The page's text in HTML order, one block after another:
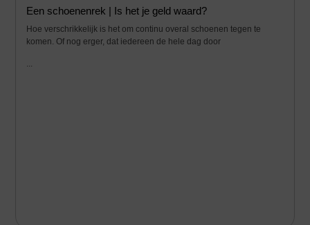
Een schoenenrek | Is het je geld waard?
Hoe verschrikkelijk is het om continu overal schoenen tegen te
komen. Of nog erger, dat iedereen de hele dag door
...